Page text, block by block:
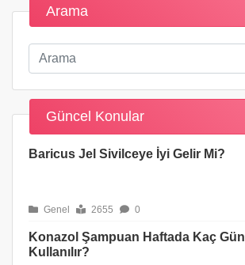
Arama
Güncel Konular
Baricus Jel Sivilceye İyi Gelir Mi?
Genel 2655 0
Konazol Şampuan Haftada Kaç Gün
Kullanılır?